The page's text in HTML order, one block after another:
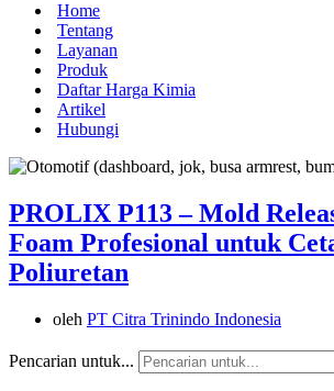
Home
Tentang
Layanan
Produk
Daftar Harga Kimia
Artikel
Hubungi
PROLIX P113 – Mold
Foam Profesional untuk
Poliuretan
oleh PT Citra Trinindo Indonesia
Pencarian untuk...